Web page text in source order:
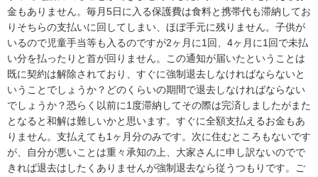
金もありません。毎月5日に入る保護費は食料と携帯代も滞納してお
りそちらの支払いに回してしまい、ほぼ手元に残りません。子供が
いるので児童手当等も入るのですが2ヶ月に1回、4ヶ月に1回で未払
い分を払ったりと首が回りません。この通知が届いたということは
既に契約は解除されており、すぐに強制退去しなければならないと
いうことでしょうか？どのくらいの期間で退去しなければならない
でしょうか？恐らく以前に1度滞納してその際は完済しましたがまた
となると和解は難しいかと思います。すぐに全額支払えるお金もあ
りません。支払えても1ヶ月分のみです。次に住むところもないです
が、自分が悪いことは重々承知の上、大家さんに申し訳ないのでで
きれば退去はしたくありませんが強制退去なら従うつもりです。ご